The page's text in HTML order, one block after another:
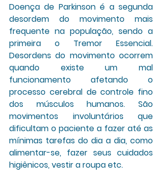
Doença de Parkinson é a segunda
desordem do movimento mais
frequente na população, sendo a
primeira o Tremor Essencial.
Desordens do movimento ocorrem
quando existe um mal
funcionamento afetando o
processo cerebral de controle fino
dos músculos humanos. São
movimentos involuntários que
dificultam o paciente a fazer até as
mínimas tarefas do dia a dia, como
alimentar-se, fazer seus cuidados
higiênicos, vestir a roupa etc.